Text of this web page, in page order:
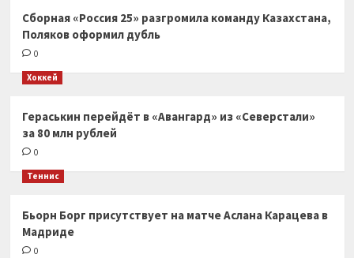
Сборная «Россия 25» разгромила команду Казахстана,
Поляков оформил дубль
0
Хоккей
Гераськин перейдёт в «Авангард» из «Северстали»
за 80 млн рублей
0
Теннис
Бьорн Борг присутствует на матче Аслана Карацева в
Мадриде
0